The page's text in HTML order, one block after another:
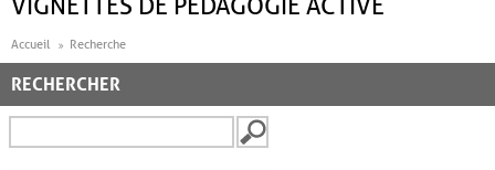
VIGNETTES DE PÉDAGOGIE ACTIVE
Accueil Recherche
RECHERCHER